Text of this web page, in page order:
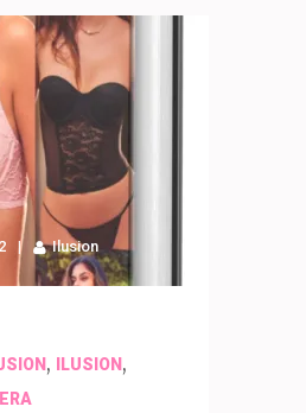
Ilusion
, ILUSION ,